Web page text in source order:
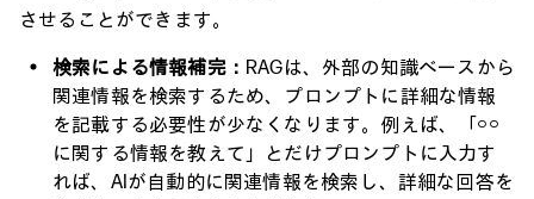
させることができます。
検索による情報補完： RAGは、外部の知識ベースから
関連情報を検索するため、プロンプトに詳細な情報
を記載する必要性が少なくなります。例えば、「○○
に関する情報を教えて」とだけプロンプトに入力す
れば、AIが自動的に関連情報を検索し、詳細な回答を